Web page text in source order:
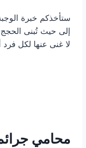
ستأخذكم خبرة
إلى حيث تُبنى
لا غنى عنها لكل
محامي